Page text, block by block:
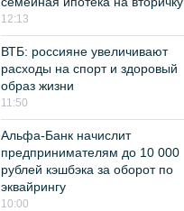
12:13
ВТБ: россияне увеличивают
расходы на спорт и здоровый
образ жизни
11:50
Альфа-Банк начислит
предпринимателям до 10 000
рублей кэшбэка за оборот по
эквайрингу
10:00